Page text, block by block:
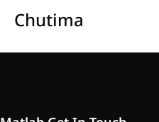
Chutima